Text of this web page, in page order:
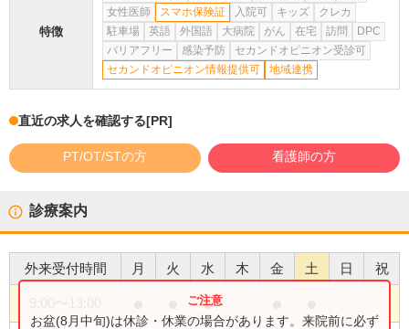
特徴
女性医師
スマホ保険証 入院可 キッズ
クレカ
駐車場
英語 外国語 大病院 がん 在宅 訪問
DPC
バリアフリー
感染予防
セカンドオピニオン受診可
セカンドオピニオン情報提供可
地域連携
直近の求人を確認する[PR]
PT/OT/STの方 看護師の方
診療案内
外来受付時間 月 火 水 木 金 土 日 祝
●
お盆(8月中旬)は休診・休業の場合があります。来院前に必ず